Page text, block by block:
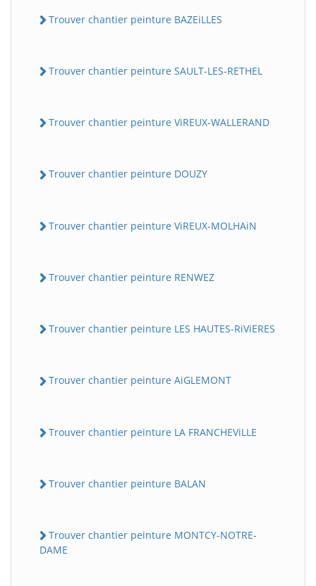
Trouver chantier peinture BAZEiLLES
Trouver chantier peinture SAULT-LES-RETHEL
Trouver chantier peinture ViREUX-WALLERAND
Trouver chantier peinture DOUZY
Trouver chantier peinture ViREUX-MOLHAiN
Trouver chantier peinture RENWEZ
Trouver chantier peinture LES HAUTES-RiViERES
Trouver chantier peinture AiGLEMONT
Trouver chantier peinture LA FRANCHEViLLE
Trouver chantier peinture BALAN
Trouver chantier peinture MONTCY-NOTRE-
DAME